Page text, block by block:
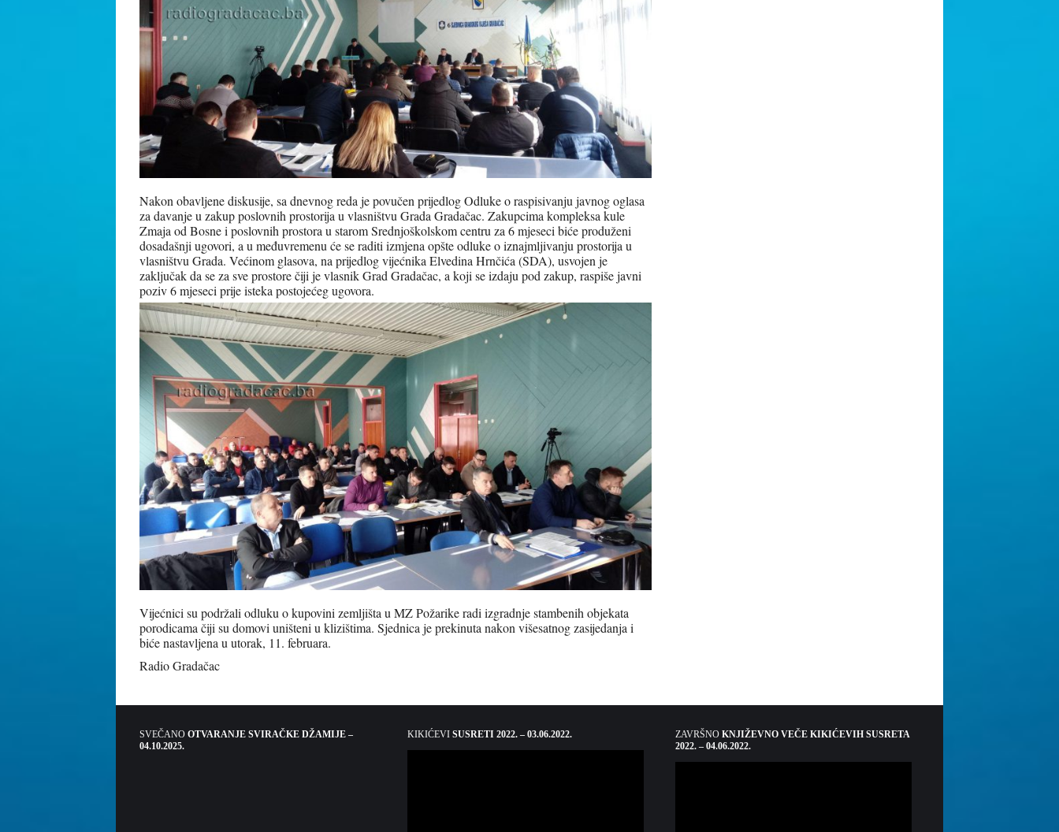
Nakon obavljene diskusije, sa dnevnog reda je povučen prijedlog Odluke o raspisivanju javnog oglasa
za davanje u zakup poslovnih prostorija u vlasništvu Grada Gradačac. Zakupcima kompleksa kule
Zmaja od Bosne i poslovnih prostora u starom Srednjoškolskom centru za 6 mjeseci biće produženi
dosadašnji ugovori, a u međuvremenu će se raditi izmjena opšte odluke o iznajmljivanju prostorija u
vlasništvu Grada. Većinom glasova, na prijedlog vijećnika Elvedina Hrnčića (SDA), usvojen je
zaključak da se za sve prostore čiji je vlasnik Grad Gradačac, a koji se izdaju pod zakup, raspiše javni
poziv 6 mjeseci prije isteka postojećeg ugovora.
Vijećnici su podržali odluku o kupovini zemljišta u MZ Požarike radi izgradnje stambenih objekata
porodicama čiji su domovi uništeni u klizištima. Sjednica je prekinuta nakon višesatnog zasijedanja i
biće nastavljena u utorak, 11. februara.
Radio Gradačac
SVEČANO OTVARANJE SVIRAČKE DŽAMIJE –
04.10.2025.
KIKIĆEVI SUSRETI 2022. – 03.06.2022. ZAVRŠNO KNJIŽEVNO VEČE KIKIĆEVIH SUSRETA
2022. – 04.06.2022.